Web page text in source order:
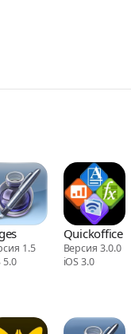
1.5
5.0
Quickoffice
Версия 3.0.0
iOS 3.0